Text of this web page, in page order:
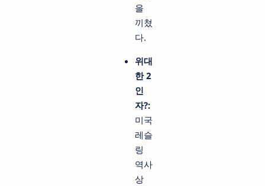
을
끼쳤
다.
위대
한 2
인
자?:
미국
레슬
링
역사
상